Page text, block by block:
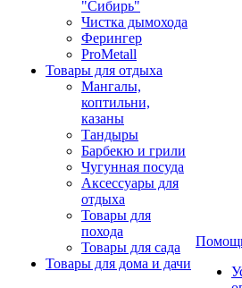
"Сибирь"
Чистка дымохода
Ферингер
ProMetall
Товары для отдыха
Мангалы,
коптильни,
казаны
Тандыры
Барбекю и грили
Чугунная посуда
Аксессуары для
отдыха
Товары для
похода
Товары для сада
Товары для дома и дачи